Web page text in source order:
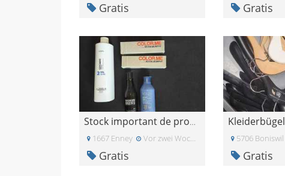
Gratis Gratis
Stock important de produits coiffure et coloration
1667 Enney Vor zwei Wochen
Gratis
Kleiderbügel
5706 Boniswil
Gratis